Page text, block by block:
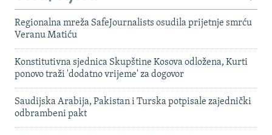
Regionalna mreža SafeJournalists osudila prijetnje smrću
Veranu Matiću
Konstitutivna sjednica Skupštine Kosova odložena, Kurti
ponovo traži 'dodatno vrijeme' za dogovor
Saudijska Arabija, Pakistan i Turska potpisale zajednički
odbrambeni pakt